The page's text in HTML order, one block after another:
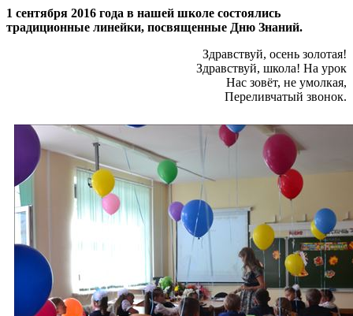
1 сентября 2016 года в нашей школе состоялись
традиционные линейки, посвященные Дню Знаний.
Здравствуй, осень золотая!
Здравствуй, школа! На урок
Нас зовёт, не умолкая,
Переливчатый звонок.